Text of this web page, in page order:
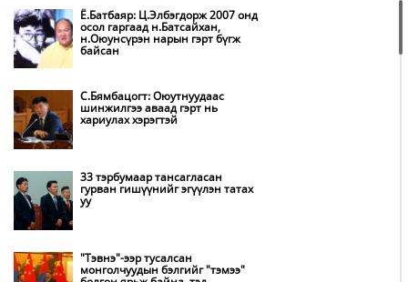
Амаргүй цаг үеийг ирэх
НИТХ-ын төлөөлөгчид COP17
Монгол Улс “COP17”-д “Тал
Ё.Батбаяр: Ц.Элбэгдорж 2007 онд
осол гаргаад н.Батсайхан,
н.Оюунсүрэн нарын гэрт бүгж
байсан
С.Бямбацогт: Оюутнуудаас
шинжилгээ аваад гэрт нь
хариулах хэрэгтэй
33 тэрбумаар тансагласан
гурван гишүүнийг эгүүлэн татах
уу
"Тэвнэ"-ээр тусалсан
монголчуудын бэлгийг "тэмээ"